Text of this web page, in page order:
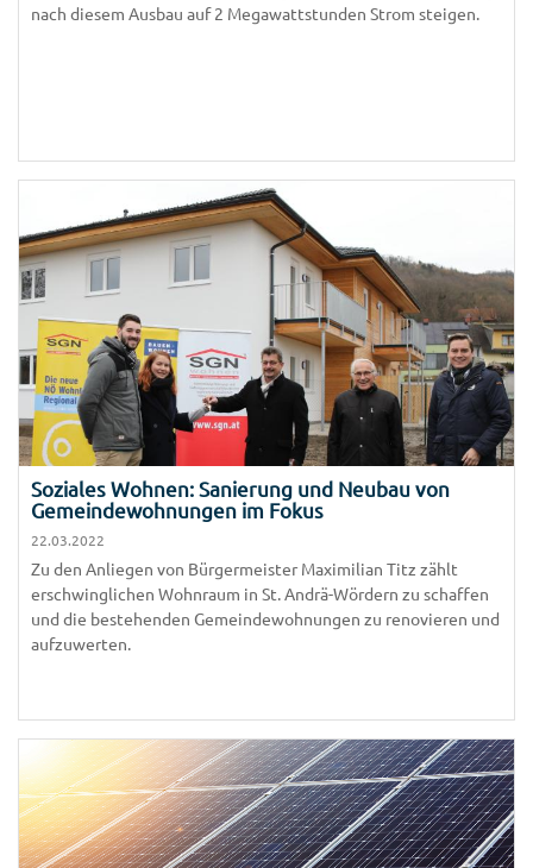
nach diesem Ausbau auf 2 Megawattstunden Strom steigen.
Soziales Wohnen: Sanierung und Neubau von
Gemeindewohnungen im Fokus
Zu den Anliegen von Bürgermeister Maximilian Titz zählt
erschwinglichen Wohnraum in St. Andrä-Wördern zu schaffen
und die bestehenden Gemeindewohnungen zu renovieren und
aufzuwerten.
22.03.2022